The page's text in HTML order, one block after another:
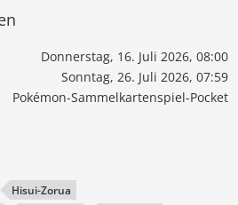
Donnerstag, 16. Juli 2026, 08:00
Sonntag, 26. Juli 2026, 07:59
Pokémon-Sammelkartenspiel-Pocket
Hisui-Zorua